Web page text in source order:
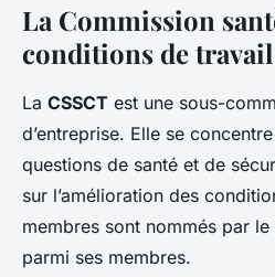
La Commission
conditions de travail
La CSSCT est une sous-
d’entreprise. Elle se
questions de santé et de
sur l’amélioration des
membres sont nommés par le
parmi ses membres.